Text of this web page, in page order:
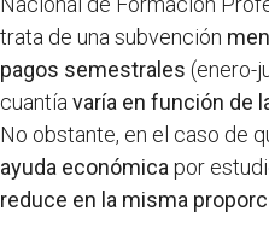
trata de una subvención
pagos semestrales (enero-
cuantía varía en función de
No obstante, en el caso de
ayuda económica por
reduce en la misma